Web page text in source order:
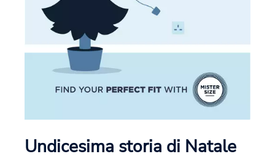
Undicesima storia di Natale